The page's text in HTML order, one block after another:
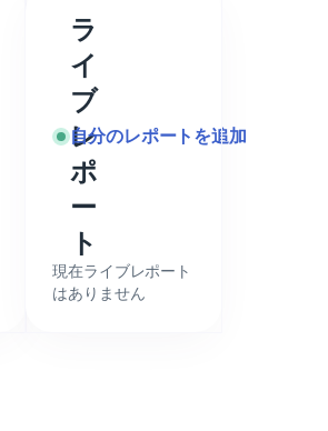
ラ
イ
ブ
レ
ポ
ー
ト
自分のレポートを追加
現在ライブレポート
はありません